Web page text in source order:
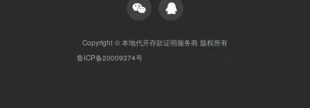
Copyright © 本地代开存款证明服务商 版权所有
鲁ICP备20009374号